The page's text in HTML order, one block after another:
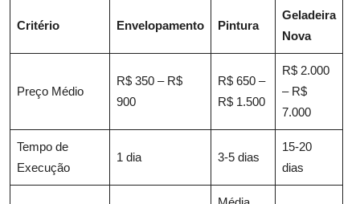
Critério Envelopamento Pintura
Geladeira
Nova
Preço Médio
R$ 350 – R$
900
R$ 650 –
R$ 1.500
R$ 2.000
– R$
7.000
Tempo de
Execução
1 dia 3-5 dias
15-20
dias